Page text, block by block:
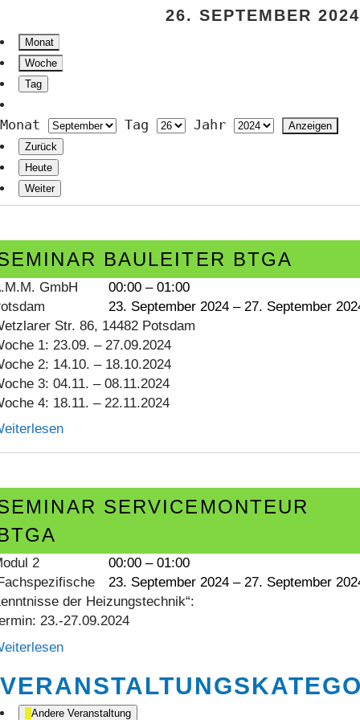
26. SEPTEMBER 2024
Monat
Woche
Tag
Monat Tag Jahr
Zurück
Heute
Weiter
BAULEITER BTGA
00:00 – 01:00
23. September 2024 – 27. September
GmbH
Str. 86, 14482 Potsdam
1: 23.09. – 27.09.2024
2: 14.10. – 18.10.2024
3: 04.11. – 08.11.2024
4: 18.11. – 22.11.2024
SERVICEMONTEUR
00:00 – 01:00
23. September 2024 – 27. September
2
der Heizungstechnik“:
23.-27.09.2024
Andere Veranstaltung